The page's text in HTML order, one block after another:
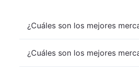
¿Cuáles son los mejores
¿Cuáles son los mejores